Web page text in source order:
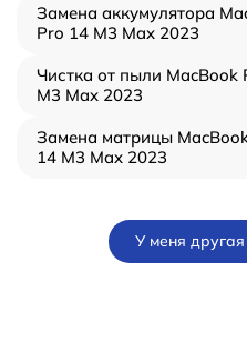
Замена аккумулятора
Pro 14 M3 Max 2023
Чистка от пыли MacBook
M3 Max 2023
Замена матрицы
14 M3 Max 2023
У меня